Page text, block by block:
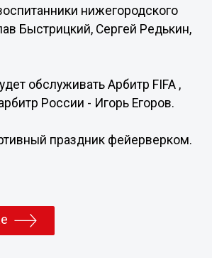
нижегородского
Быстрицкий, Сергей Редькин,
обслуживать Арбитр FIFA ,
России - Игорь Егоров.
праздник фейерверком.